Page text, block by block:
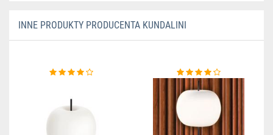
INNE PRODUKTY PRODUCENTA KUNDALINI